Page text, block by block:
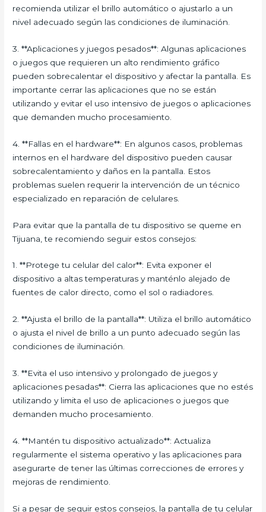
recomienda utilizar el brillo automático o ajustarlo a un
nivel adecuado según las condiciones de iluminación.
3. **Aplicaciones y juegos pesados**: Algunas aplicaciones
o juegos que requieren un alto rendimiento gráfico
pueden sobrecalentar el dispositivo y afectar la pantalla. Es
importante cerrar las aplicaciones que no se están
utilizando y evitar el uso intensivo de juegos o aplicaciones
que demanden mucho procesamiento.
4. **Fallas en el hardware**: En algunos casos, problemas
internos en el hardware del dispositivo pueden causar
sobrecalentamiento y daños en la pantalla. Estos
problemas suelen requerir la intervención de un técnico
especializado en reparación de celulares.
Para evitar que la pantalla de tu dispositivo se queme en
Tijuana, te recomiendo seguir estos consejos:
1. **Protege tu celular del calor**: Evita exponer el
dispositivo a altas temperaturas y manténlo alejado de
fuentes de calor directo, como el sol o radiadores.
2. **Ajusta el brillo de la pantalla**: Utiliza el brillo automático
o ajusta el nivel de brillo a un punto adecuado según las
condiciones de iluminación.
3. **Evita el uso intensivo y prolongado de juegos y
aplicaciones pesadas**: Cierra las aplicaciones que no estés
utilizando y limita el uso de aplicaciones o juegos que
demanden mucho procesamiento.
4. **Mantén tu dispositivo actualizado**: Actualiza
regularmente el sistema operativo y las aplicaciones para
asegurarte de tener las últimas correcciones de errores y
mejoras de rendimiento.
Si a pesar de seguir estos consejos, la pantalla de tu celular